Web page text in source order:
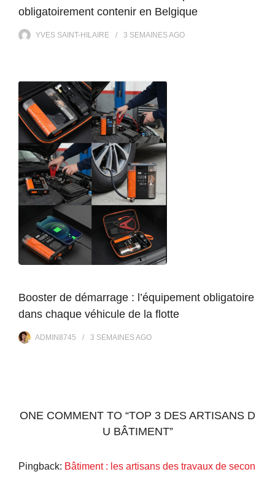
obligatoirement contenir en Belgique
YVES SAINT-HILAIRE 3 SEMAINESAGO
Booster de démarrage : l’équipement obligatoire
dans chaque véhicule de la flotte
ADMIN8745 3 SEMAINESAGO
ONE COMMENT TO “TOP 3 DES ARTISANS D
U BÂTIMENT”
Pingback: Bâtiment : les artisans des travaux de secon